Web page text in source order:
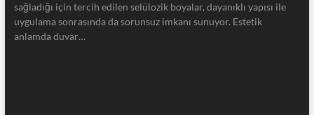
sağladığı için tercih edilen selülozik boyalar, dayanıklı yapısı ile
uygulama sonrasında da sorunsuz imkanı sunuyor. Estetik
anlamda duvar…